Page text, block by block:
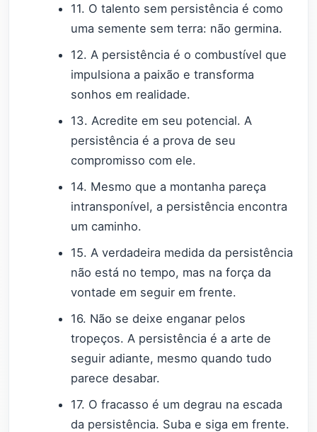
11. O talento sem persistência é como
uma semente sem terra: não germina.
12. A persistência é o combustível que
impulsiona a paixão e transforma
sonhos em realidade.
13. Acredite em seu potencial. A
persistência é a prova de seu
compromisso com ele.
14. Mesmo que a montanha pareça
intransponível, a persistência encontra
um caminho.
15. A verdadeira medida da persistência
não está no tempo, mas na força da
vontade em seguir em frente.
16. Não se deixe enganar pelos
tropeços. A persistência é a arte de
seguir adiante, mesmo quando tudo
parece desabar.
17. O fracasso é um degrau na escada
da persistência. Suba e siga em frente.